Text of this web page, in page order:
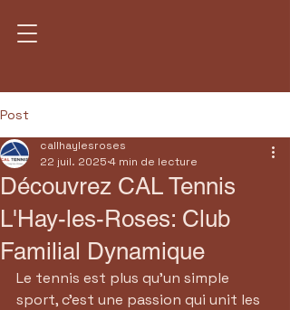
Post
Découvrez CAL Tennis
L'Hay-les-Roses: Club
Familial Dynamique
callhaylesroses
22 juil. 2025 4 min de lecture
Le tennis est plus qu'un simple
sport, c'est une passion qui unit les